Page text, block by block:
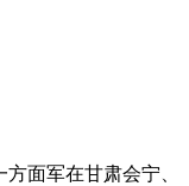
方面军在甘肃会宁、